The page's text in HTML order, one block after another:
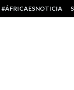
#ÁFRICAESNOTICIA